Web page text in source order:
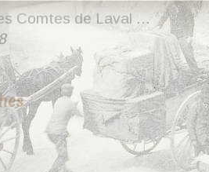
Comtes de Laval ...